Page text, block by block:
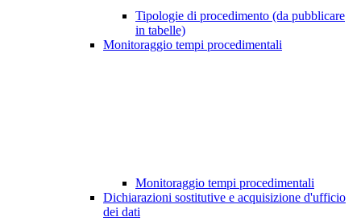
Tipologie di procedimento (da pubblicare
in tabelle)
Monitoraggio tempi procedimentali
Monitoraggio tempi procedimentali
Dichiarazioni sostitutive e acquisizione d'ufficio
dei dati